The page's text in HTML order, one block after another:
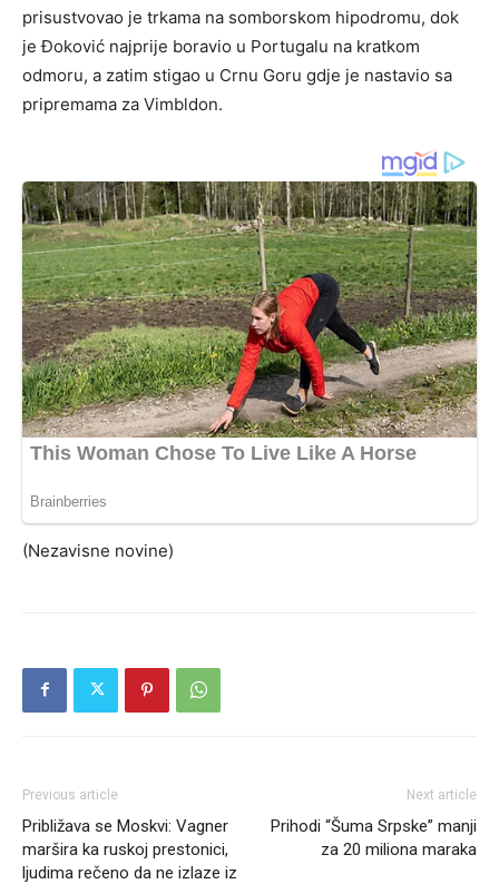
prisustvovao je trkama na somborskom hipodromu, dok
je Đoković najprije boravio u Portugalu na kratkom
odmoru, a zatim stigao u Crnu Goru gdje je nastavio sa
pripremama za Vimbldon.
(Nezavisne novine)
Previous article
Približava se Moskvi: Vagner
maršira ka ruskoj prestonici,
ljudima rečeno da ne izlaze iz
Next article
Prihodi “Šuma Srpske” manji
za 20 miliona maraka